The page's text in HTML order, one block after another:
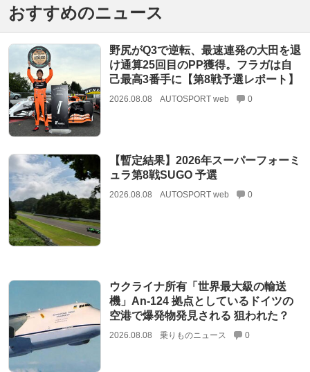
おすすめのニュース
野尻がQ3で逆転、最速連発の大田を退
け通算25回目のPP獲得。フラガは自
己最高3番手に【第8戦予選レポート】
2026.08.08 AUTOSPORT web 0
【暫定結果】2026年スーパーフォーミ
ュラ第8戦SUGO 予選
2026.08.08 AUTOSPORT web 0
ウクライナ所有「世界最大級の輸送
機」An-124 拠点としているドイツの
空港で爆発物発見される 狙われた？
2026.08.08 乗りものニュース 0